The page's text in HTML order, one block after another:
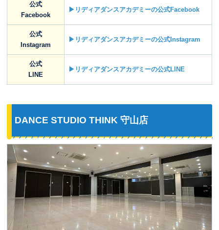
公式
Facebook
▶リディアダンスアカデミーの公式Facebook
公式
Instagram
▶リディアダンスアカデミーの公式Instagram
公式
LINE
▶リディアダンスアカデミーの公式LINE
DANCE STUDIO THINK 守山店